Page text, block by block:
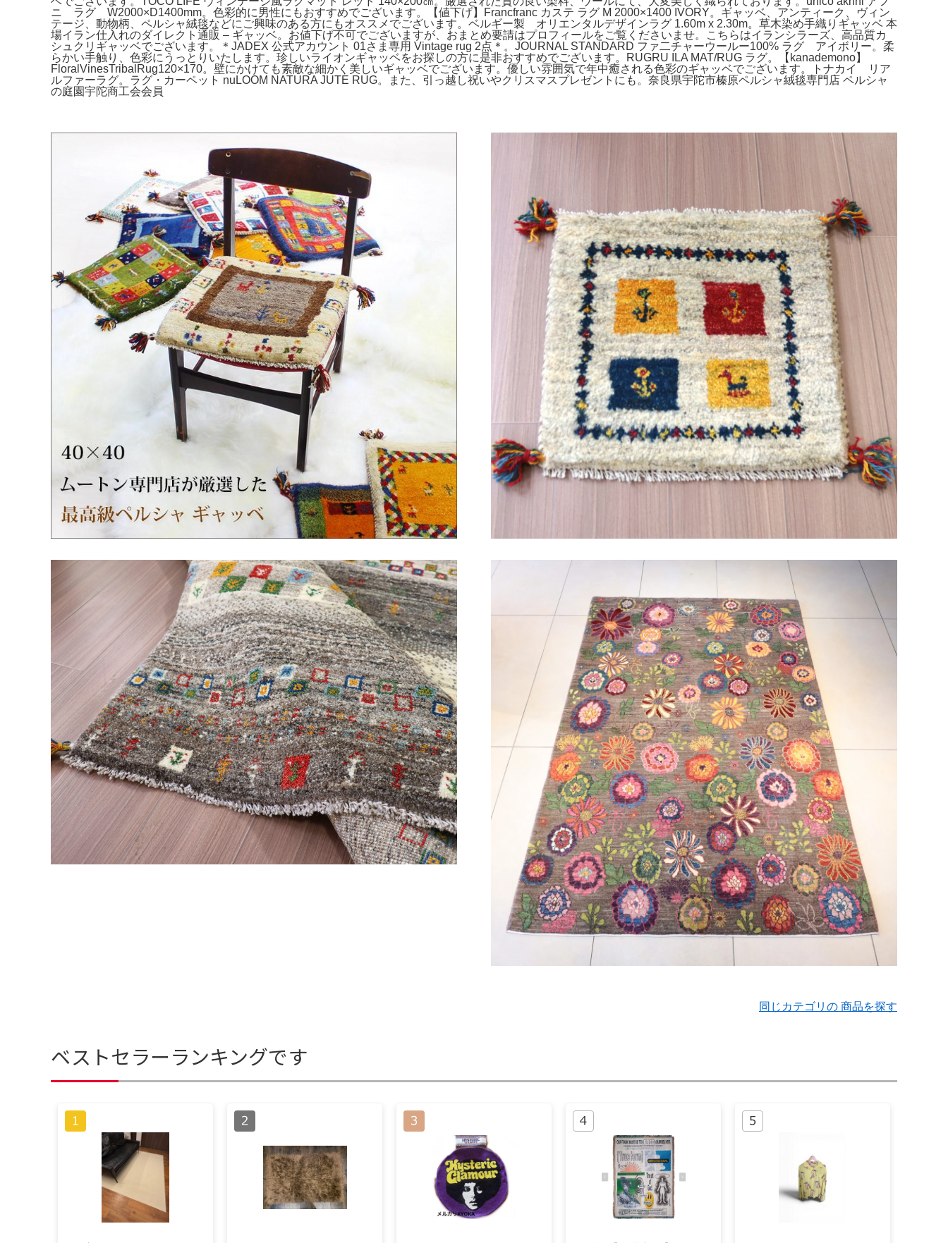
ニ ラグ W2000×D1400mm。色彩的に男性にもおすすめでございます。【値下げ】Francfranc カステ ラグ M 2000×1400 IVORY。ギャッベ、アンティーク、ヴィン
テージ、動物柄、ペルシャ絨毯などにご興味のある方にもオススメでございます。ベルギー製 オリエンタルデザインラグ 1.60m x 2.30m。草木染め手織りギャッベ 本
場イラン仕入れのダイレクト通販 – ギャッベ。お値下げ不可でございますが、おまとめ要請はプロフィールをご覧くださいませ。こちらはイランシラーズ、高品質カ
シュクリギャッベでございます。＊JADEX 公式アカウント 01さま専用 Vintage rug 2点＊。JOURNAL STANDARD ファ二チャーウールー100% ラグ アイボリー。柔
らかい手触り、色彩にうっとりいたします。珍しいライオンギャッベをお探しの方に是非おすすめでございます。RUGRU ILA MAT/RUG ラグ。【kanademono】
FloralVinesTribalRug120×170。壁にかけても素敵な細かく美しいギャッベでございます。優しい雰囲気で年中癒される色彩のギャッベでございます。トナカイ リア
ルファーラグ。ラグ・カーペット nuLOOM NATURA JUTE RUG。また、引っ越し祝いやクリスマスプレゼントにも。奈良県宇陀市榛原ペルシャ絨毯専門店 ペルシャ
の庭園宇陀商工会会員
同じカテゴリの 商品を探す
ベストセラーランキングです